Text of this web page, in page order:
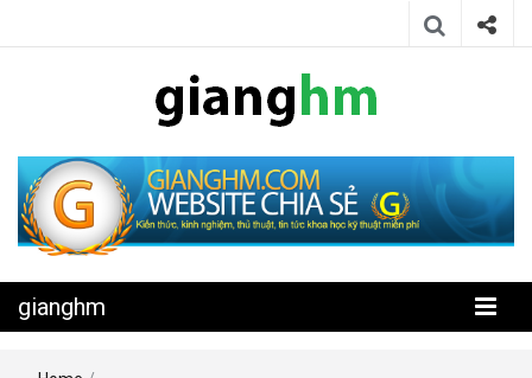
gianghm
kỹ thuật miễn phí
gianghm